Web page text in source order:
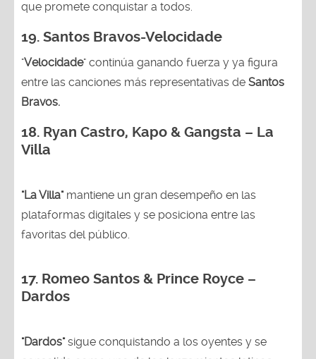
Velocidade
entre las canciones más representativas de Santos
Bravos.
Villa
plataformas digitales y se posiciona entre las
favoritas del público.
Dardos
consolida como uno de los lanzamientos latinos